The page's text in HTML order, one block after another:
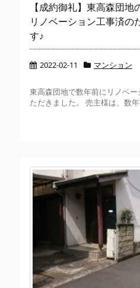
【成約御礼】東高森団
リノベーション工事済の
す♪
2022-02-11 マンション
東高森団地で数年前にリノベ
ただきました。 売主様は、数